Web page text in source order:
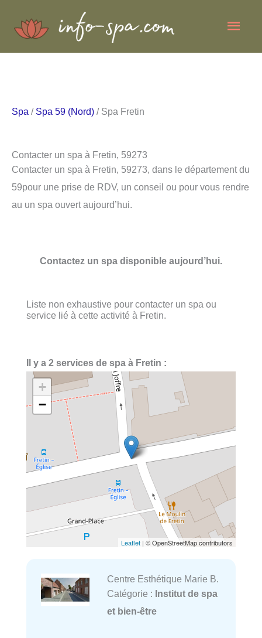
Spa / Spa 59 (Nord) / Spa Fretin
Contacter un spa à Fretin, 59273
Contacter un spa à Fretin, 59273, dans le département du
59pour une prise de RDV, un conseil ou pour vous rendre
au un spa ouvert aujourd’hui.
Contactez un spa disponible aujourd’hui.
Liste non exhaustive pour contacter un spa ou
service lié à cette activité à Fretin.
Il y a 2 services de spa à Fretin :
+
−
Leaflet | © OpenStreetMap contributors
Centre Esthétique Marie B.
Catégorie : Institut de spa
et bien-être